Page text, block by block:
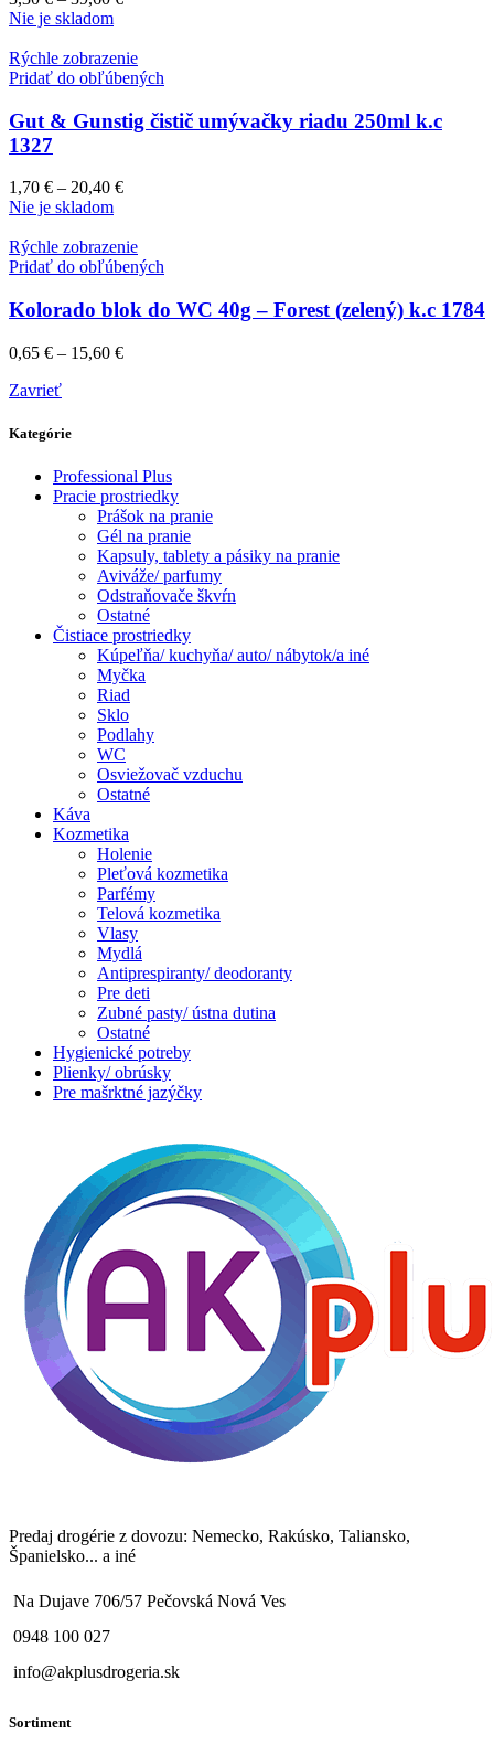
Nie je skladom
Rýchle zobrazenie
Pridať do obľúbených
Gut & Gunstig čistič umývačky riadu 250ml k.c
1327
1,70 € – 20,40 €
Nie je skladom
Rýchle zobrazenie
Pridať do obľúbených
Kolorado blok do WC 40g – Forest (zelený) k.c 1784
0,65 € – 15,60 €
Zavrieť
Kategórie
Professional Plus
Pracie prostriedky
Prášok na pranie
Gél na pranie
Kapsuly, tablety a pásiky na pranie
Aviváže/ parfumy
Odstraňovače škvŕn
Ostatné
Čistiace prostriedky
Kúpeľňa/ kuchyňa/ auto/ nábytok/a iné
Myčka
Riad
Sklo
Podlahy
WC
Osviežovač vzduchu
Ostatné
Káva
Kozmetika
Holenie
Pleťová kozmetika
Parfémy
Telová kozmetika
Vlasy
Mydlá
Antiprespiranty/ deodoranty
Pre deti
Zubné pasty/ ústna dutina
Ostatné
Hygienické potreby
Plienky/ obrúsky
Pre mašrktné jazýčky
Predaj drogérie z dovozu: Nemecko, Rakúsko, Taliansko,
Španielsko... a iné
Na Dujave 706/57 Pečovská Nová Ves
0948 100 027
info@akplusdrogeria.sk
Sortiment